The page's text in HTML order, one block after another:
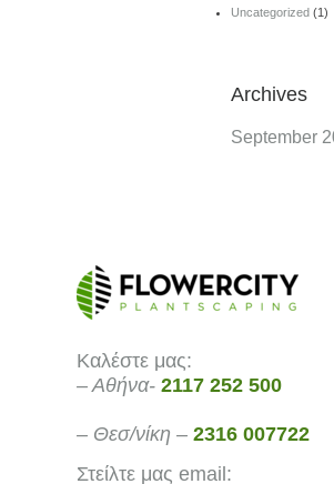
Uncategorized (1)
Archives
September
Καλέστε μας:
– Αθήνα- 2117 252 500
– Θεσ/νίκη – 2316 007722
Στείλτε μας email: